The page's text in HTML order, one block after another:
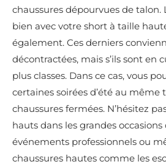
chaussures dépourvues de talon.
bien avec votre short à taille
également. Ces derniers
décontractées, mais s’ils sont en
plus classes. Dans ce cas, vous
certaines soirées d’été au même
chaussures fermées. N’hésitez
hauts dans les grandes
événements professionnels ou
chaussures hautes comme les